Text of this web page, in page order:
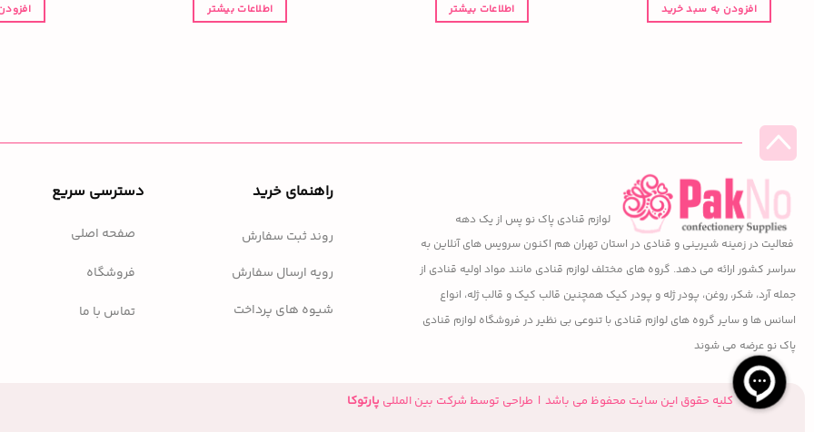
افزودن به سبد خرید اطلاعات بیشتر اطلاعات بیشتر
لوازم قنادی پاک نو پس از یک دهه
فعالیت در زمینه شیرینی و قنادی در استان تهران هم اکنون سرویس های آنلاین به
سراسر کشور ارائه می دهد. گروه های مختلف لوازم قنادی مانند مواد اولیه قنادی از
جمله آرد، شکر، روغن، پودر ژله و پودر کیک همچنین قالب کیک و قالب ژله، انواع
اسانس ها و سایر گروه های لوازم قنادی با تنوعی بی نظیر در فروشگاه لوازم قنادی
پاک نو عرضه می شوند
راهنمای خرید
روند ثبت سفارش
رویه ارسال سفارش
شیوه های پرداخت
دسترسی سریع
صفحه اصلی
فروشگاه
تماس با ما
کلیه حقوق این سایت محفوظ می باشد | طراحی توسط شرکت بین المللی پارتوکا